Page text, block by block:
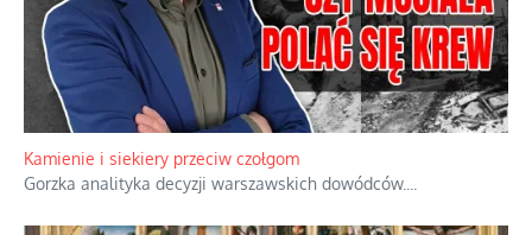
Familijny spór o biskupie sakry
Rodzinna polemika wokół sakr w Écône.